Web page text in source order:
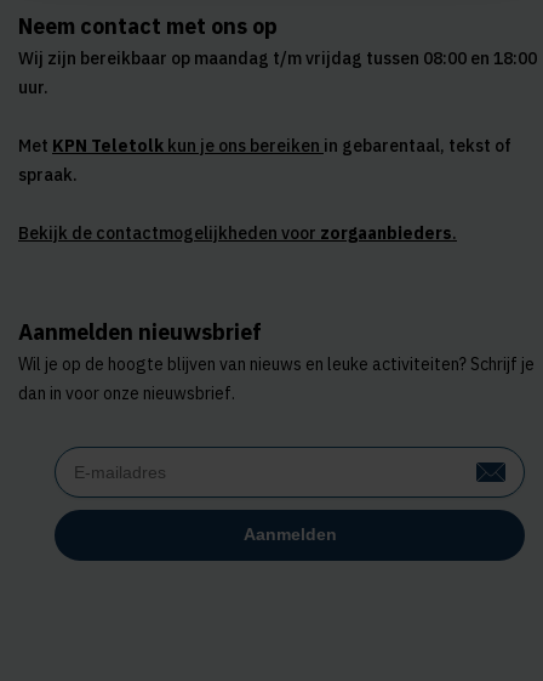
Neem contact met ons op
Wij zijn bereikbaar op maandag t/m vrijdag tussen 08:00 en 18:00
uur.
Met KPN Teletolk kun je ons bereiken in gebarentaal, tekst of
spraak.
Bekijk de contactmogelijkheden voor zorgaanbieders.
Aanmelden nieuwsbrief
Wil je op de hoogte blijven van nieuws en leuke activiteiten? Schrijf je
dan in voor onze nieuwsbrief.